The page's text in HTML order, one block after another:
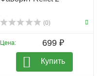
(0)
Цена: 699 ₽
Купить